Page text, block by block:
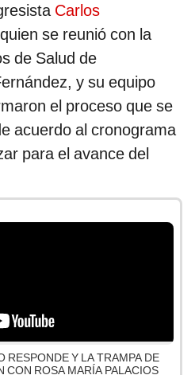
Carlos
quien se reunió con la
de Salud de
y su equipo
el proceso que se
acuerdo al cronograma
para el avance del
RESPONDE Y LA TRAMPA DE
CON ROSA MARÍA PALACIOS